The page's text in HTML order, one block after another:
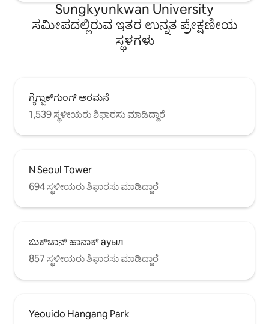
Sungkyunkwan University
ಸಮೀಪದಲ್ಲಿರುವ ಇತರ ಉನ್ನತ ಪ್ರೇಕ್ಷಣೀಯ
ಸ್ಥಳಗಳು
ಗ್ಯੋਂಗ್ಬಾಕ್‌ಗುಂಗ್ ಅರಮನೆ
1,539 ಸ್ಥಳೀಯರು ಶಿಫಾರಸು ಮಾಡಿದ್ದಾರೆ
N Seoul Tower
694 ಸ್ಥಳೀಯರು ಶಿಫಾರಸು ಮಾಡಿದ್ದಾರೆ
ಬುಕ್‌ಚಾನ್ ಹಾನಾಕ್ ауыл
857 ಸ್ಥಳೀಯರು ಶಿಫಾರಸು ಮಾಡಿದ್ದಾರೆ
Yeouido Hangang Park